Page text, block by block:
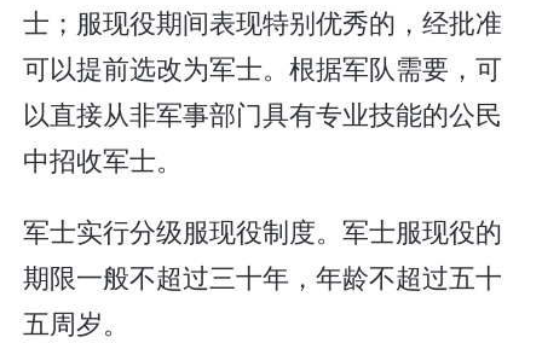
士；服现役期间表现特别优秀的，经批准
可以提前选改为军士。根据军队需要，可
以直接从非军事部门具有专业技能的公民
中招收军士。
军士实行分级服现役制度。军士服现役的
期限一般不超过三十年，年龄不超过五十
五周岁。